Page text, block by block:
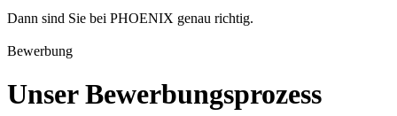
Dann sind Sie bei PHOENIX genau richtig.
Bewerbung
Unser Bewerbungsprozess